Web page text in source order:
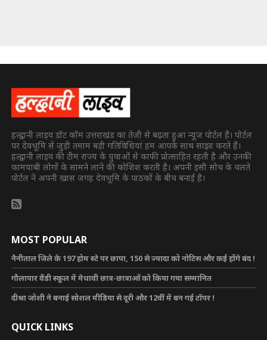
हल्द्वानी लाइव डॉट कॉम उत्तराखंड का तेजी से बढ़ता हुआ न्यूज पोर्टल है। पोर्टल
पर देवभूमि से जुड़ी तमाम बड़ी गतिविधियां हम आपके साथ साझा करते हैं।
हल्द्वानी लाइव की टीम राज्य के युवाओं से काफी प्रोत्साहित रहती है और उनकी
कामयाबी लोगों के सामने लाने की कोशिश करती है। अपनी इसी सोच के चलते
पोर्टल ने अपनी खास जगह देवभूमि के पाठकों के बीच बनाई है।
MOST POPULAR
नैनीताल जिले के 197 होम स्टे पर छापा, 150 से ज्यादा को नोटिस और कई होंगे बंद !
गौलापार वैंडी स्कूल में मेधावी छात्र-छात्राओं को किया गया सम्मानित
दीश्रा जोशी ने बनाई सोशल मीडिया से दूरी और 12वीं में बन गई टॉपर !
QUICK LINKS